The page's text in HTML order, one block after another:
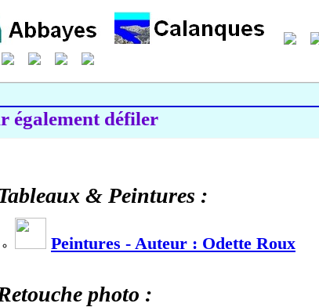
également défiler
& Peintures :
Peintures - Auteur : Odette Roux
photo :